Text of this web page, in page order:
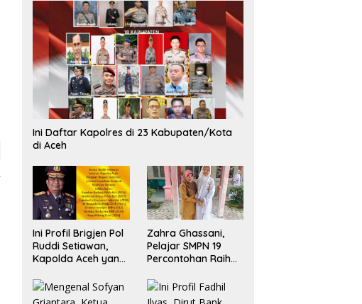
Ini Daftar Kapolres di 23 Kabupaten/Kota
di Aceh
Ini Profil Brigjen Pol
Ruddi Setiawan,
Kapolda Aceh yang
Zahra Ghassani,
Pelajar SMPN 19
Percontohan Raih
Liga Olimpiade
Nasional